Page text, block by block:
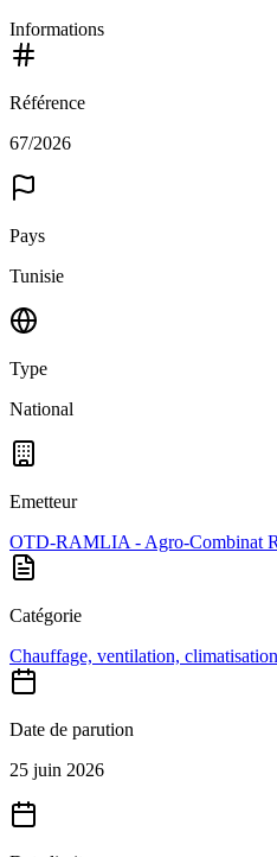
Informations
Référence
67/2026
Pays
Tunisie
Type
National
Emetteur
OTD-RAMLIA - Agro-Combinat
Catégorie
Chauffage, ventilation,
Date de parution
25 juin 2026